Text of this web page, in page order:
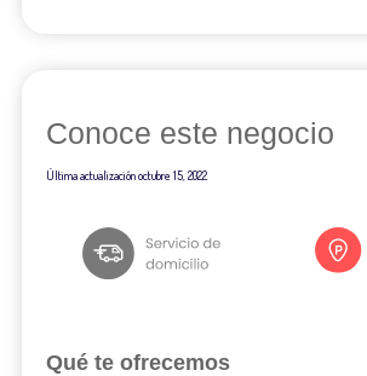
Conoce este negocio
Última actualizaciónoctubre 15, 2022
Qué te ofrecemos